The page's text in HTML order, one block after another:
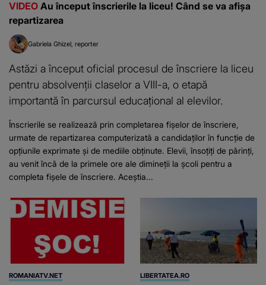
VIDEO Au început înscrierile la liceu! Când se va afișa
repartizarea
Gabriela Ghizel reporter
Astăzi a început oficial procesul de înscriere la liceu
pentru absolvenții claselor a VIII-a, o etapă
importantă în parcursul educațional al elevilor.
Înscrierile se realizează prin completarea fișelor de înscriere,
urmate de repartizarea computerizată a candidaților în funcție de
opțiunile exprimate și de mediile obținute. Elevii, însoțiți de părinți,
au venit încă de la primele ore ale dimineții la școli pentru a
completa fișele de înscriere. Aceștia...
ROMANIATV.NET LIBERTATEA.RO